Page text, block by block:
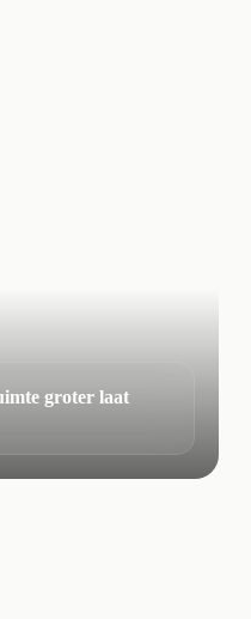
groter laat